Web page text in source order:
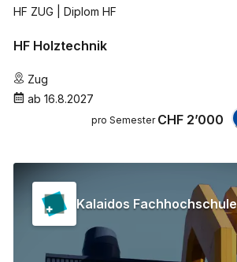
HF ZUG | Diplom HF
HF Holztechnik
Zug
ab 16.8.2027
pro Semester CHF 2’000
Kalaidos Fachhochschule